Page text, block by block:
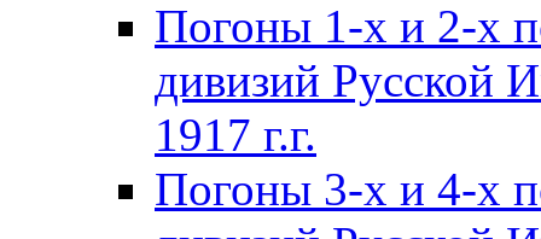
Погоны 1-х и 2-х
дивизий Русской
1917 г.г.
Погоны 3-х и 4-х